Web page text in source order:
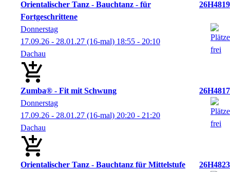
Orientalischer Tanz - Bauchtanz - für
Fortgeschrittene
26H4819
Donnerstag
17.09.26 - 28.01.27 (16-mal) 18:55 - 20:10
Dachau
Zumba® - Fit mit Schwung
26H4817
Donnerstag
17.09.26 - 28.01.27 (16-mal) 20:20 - 21:20
Dachau
Orientalischer Tanz - Bauchtanz für Mittelstufe
26H4823